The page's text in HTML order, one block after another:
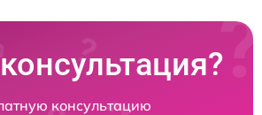
консультацию